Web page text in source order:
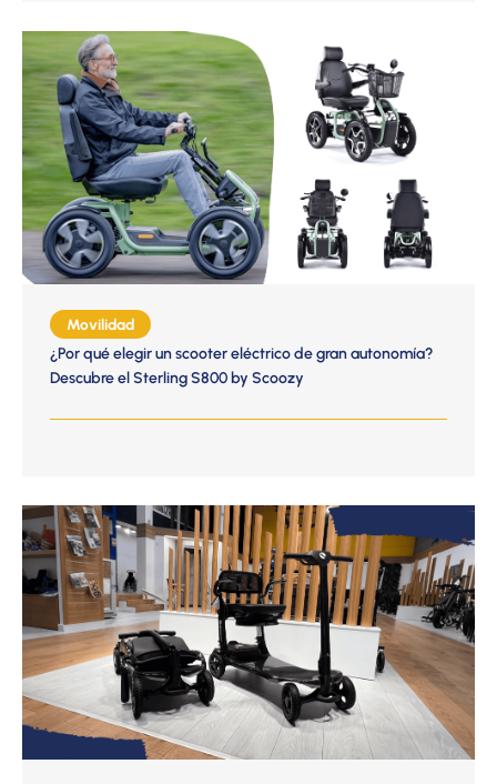
Movilidad
¿Por qué elegir un scooter eléctrico de gran autonomía?
Descubre el Sterling S800 by Scoozy